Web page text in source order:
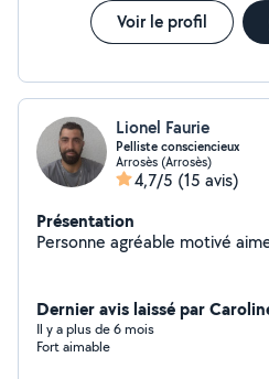
Voir le profil
Lionel Faurie
Pelliste consciencieux
Arrosès (Arrosès)
4,7/5 (15 avis)
Présentation
Personne agréable motivé
Dernier avis laissé par
Il y a plus de 6 mois
Fort aimable